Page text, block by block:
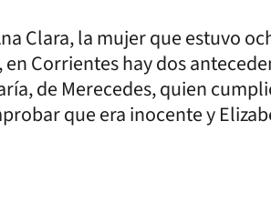
Clara, la mujer que estuvo
Corrientes hay dos
de Merecedes, quien
que era inocente y